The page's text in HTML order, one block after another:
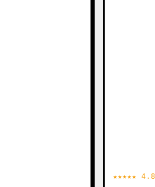
★★★★★ 4.8